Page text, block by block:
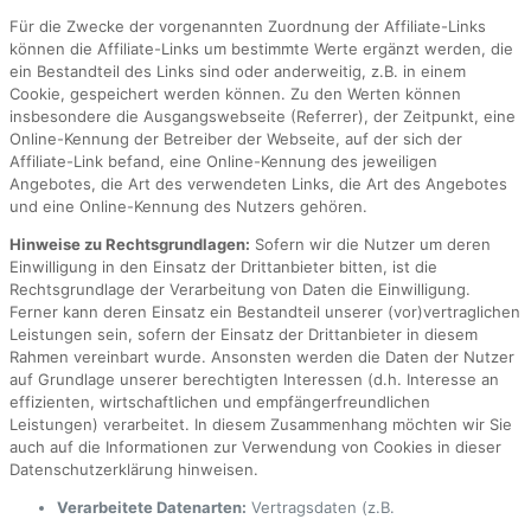
Für die Zwecke der vorgenannten Zuordnung der Affiliate-Links
können die Affiliate-Links um bestimmte Werte ergänzt werden, die
ein Bestandteil des Links sind oder anderweitig, z.B. in einem
Cookie, gespeichert werden können. Zu den Werten können
insbesondere die Ausgangswebseite (Referrer), der Zeitpunkt, eine
Online-Kennung der Betreiber der Webseite, auf der sich der
Affiliate-Link befand, eine Online-Kennung des jeweiligen
Angebotes, die Art des verwendeten Links, die Art des Angebotes
und eine Online-Kennung des Nutzers gehören.
Hinweise zu Rechtsgrundlagen: Sofern wir die Nutzer um deren
Einwilligung in den Einsatz der Drittanbieter bitten, ist die
Rechtsgrundlage der Verarbeitung von Daten die Einwilligung.
Ferner kann deren Einsatz ein Bestandteil unserer (vor)vertraglichen
Leistungen sein, sofern der Einsatz der Drittanbieter in diesem
Rahmen vereinbart wurde. Ansonsten werden die Daten der Nutzer
auf Grundlage unserer berechtigten Interessen (d.h. Interesse an
effizienten, wirtschaftlichen und empfängerfreundlichen
Leistungen) verarbeitet. In diesem Zusammenhang möchten wir Sie
auch auf die Informationen zur Verwendung von Cookies in dieser
Datenschutzerklärung hinweisen.
Verarbeitete Datenarten: Vertragsdaten (z.B.